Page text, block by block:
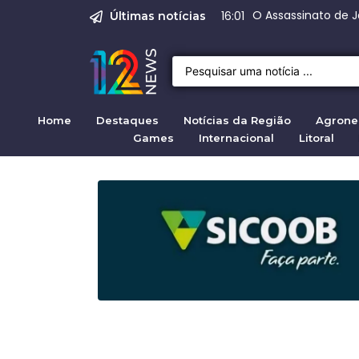
Últimas notícias 09:04 Range Rover
Justiça pela
Justiça para
Justiça pela
Quirno destaca
Home Destaques Notícias da Região
Games
Internacional Litoral